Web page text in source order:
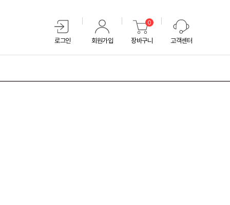
로그인 회원가입
0
장바구니 고객센터